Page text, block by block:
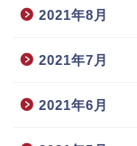
2021年8月
2021年7月
2021年6月